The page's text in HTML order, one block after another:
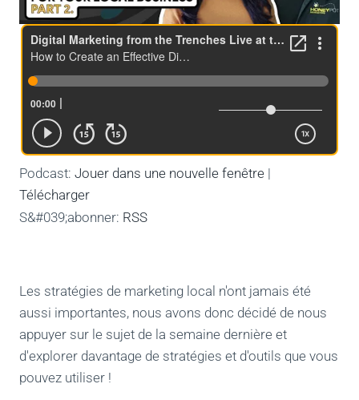
Podcast: Jouer dans une nouvelle fenêtre |
Télécharger
S&#039;abonner: RSS
Les stratégies de marketing local n'ont jamais été
aussi importantes, nous avons donc décidé de nous
appuyer sur le sujet de la semaine dernière et
d'explorer davantage de stratégies et d'outils que vous
pouvez utiliser !